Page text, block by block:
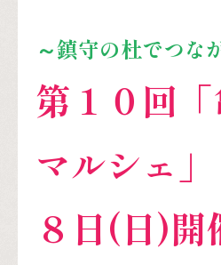
～鎮守の杜でつな
第１０ 回
マルシェ
８日(日)開